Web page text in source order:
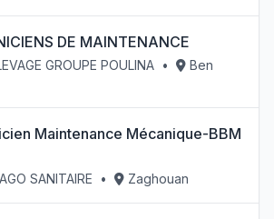
DE MAINTENANCE
GROUPE POULINA •
Ben
Maintenance Mécanique-BBM
SANITAIRE • Zaghouan